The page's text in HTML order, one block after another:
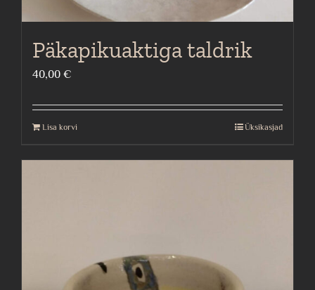
Päkapikuaktiga taldrik
40,00 €
Lisa korvi Üksikasjad